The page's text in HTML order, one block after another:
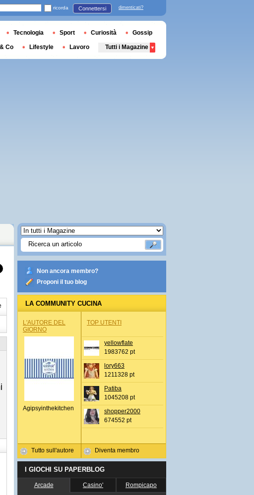
Non ancora membro?
Proponi il tuo blog
LA COMMUNITY CUCINA
L'AUTORE DEL
GIORNO
Agipsyinthekitchen
Tutto sull'autore
TOP UTENTI
yellowflate
1983762 pt
lory663
1211328 pt
Patiba
1045208 pt
shopper2000
674552 pt
Diventa membro
I GIOCHI SU PAPERBLOG
Arcade Casino' Rompicapo
ricorda Connettersi dimenticati?
Tecnologia Sport Curiosità Gossip
Co Lifestyle Lavoro Tutti i Magazine